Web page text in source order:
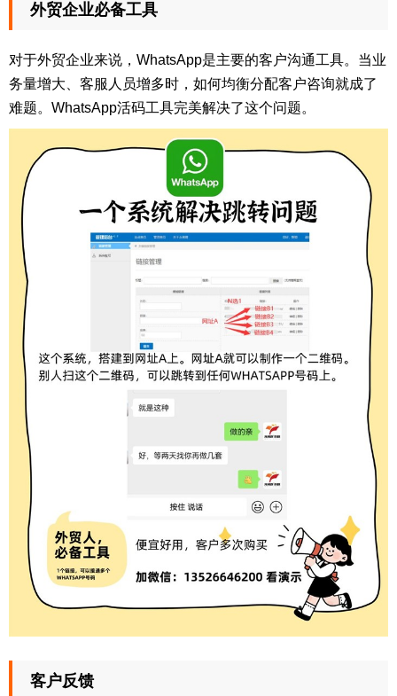
外贸企业必备工具
对于外贸企业来说，WhatsApp是主要的客户沟通工具。当业
务量增大、客服人员增多时，如何均衡分配客户咨询就成了
难题。WhatsApp活码工具完美解决了这个问题。
客户反馈